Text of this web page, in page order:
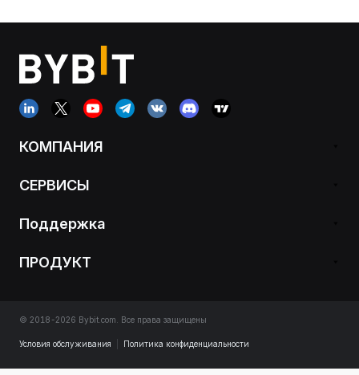
КОМПАНИЯ
СЕРВИСЫ
Поддержка
ПРОДУКТ
© 2018-2026 Bybit.com. Все права защищены
Условия обслуживания Политика конфиденциальности